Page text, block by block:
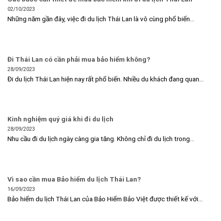
02/10/2023
Những năm gần đây, việc đi du lịch Thái Lan là vô cùng phổ biến...
Đi Thái Lan có cần phải mua bảo hiểm không?
28/09/2023
Đi du lịch Thái Lan hiện nay rất phổ biến. Nhiều du khách đang quan...
Kinh nghiệm quý giá khi đi du lịch
28/09/2023
Nhu cầu đi du lịch ngày càng gia tăng. Không chỉ đi du lịch trong...
Vì sao cần mua Bảo hiểm du lịch Thái Lan?
16/09/2023
Bảo hiểm du lịch Thái Lan của Bảo Hiểm Bảo Việt được thiết kế với...